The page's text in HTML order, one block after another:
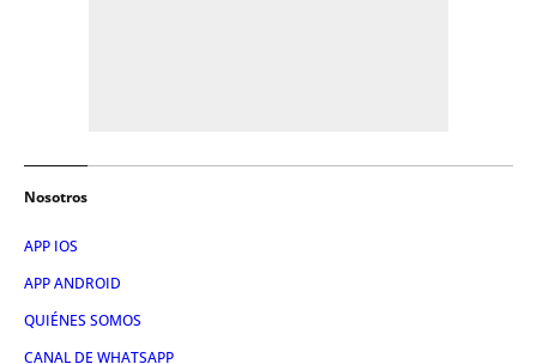
Nosotros
APP IOS
APP ANDROID
QUIÉNES SOMOS
CANAL DE WHATSAPP